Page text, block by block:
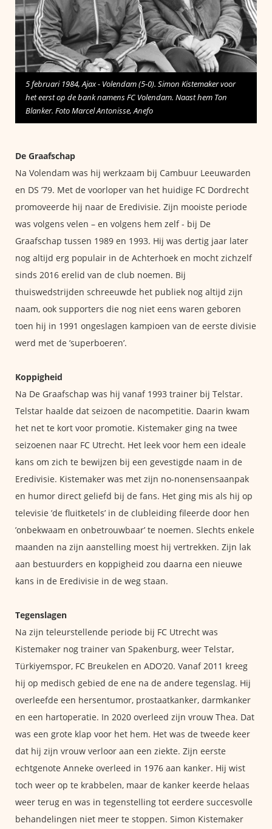
5 februari 1984, Ajax - Volendam (5-0). Simon Kistemaker voor
het eerst op de bank namens FC Volendam. Naast hem Ton
Blanker. Foto Marcel Antonisse, Anefo
De Graafschap
Na Volendam was hij werkzaam bij Cambuur Leeuwarden
en DS ’79. Met de voorloper van het huidige FC Dordrecht
promoveerde hij naar de Eredivisie. Zijn mooiste periode
was volgens velen – en volgens hem zelf - bij De
Graafschap tussen 1989 en 1993. Hij was dertig jaar later
nog altijd erg populair in de Achterhoek en mocht zichzelf
sinds 2016 erelid van de club noemen. Bij
thuiswedstrijden schreeuwde het publiek nog altijd zijn
naam, ook supporters die nog niet eens waren geboren
toen hij in 1991 ongeslagen kampioen van de eerste divisie
werd met de ’superboeren’.
Koppigheid
Na De Graafschap was hij vanaf 1993 trainer bij Telstar.
Telstar haalde dat seizoen de nacompetitie. Daarin kwam
het net te kort voor promotie. Kistemaker ging na twee
seizoenen naar FC Utrecht. Het leek voor hem een ideale
kans om zich te bewijzen bij een gevestigde naam in de
Eredivisie. Kistemaker was met zijn no-nonensensaanpak
en humor direct geliefd bij de fans. Het ging mis als hij op
televisie ’de fluitketels’ in de clubleiding fileerde door hen
’onbekwaam en onbetrouwbaar’ te noemen. Slechts enkele
maanden na zijn aanstelling moest hij vertrekken. Zijn lak
aan bestuurders en koppigheid zou daarna een nieuwe
kans in de Eredivisie in de weg staan.
Tegenslagen
Na zijn teleurstellende periode bij FC Utrecht was
Kistemaker nog trainer van Spakenburg, weer Telstar,
Türkiyemspor, FC Breukelen en ADO’20. Vanaf 2011 kreeg
hij op medisch gebied de ene na de andere tegenslag. Hij
overleefde een hersentumor, prostaatkanker, darmkanker
en een hartoperatie. In 2020 overleed zijn vrouw Thea. Dat
was een grote klap voor het hem. Het was de tweede keer
dat hij zijn vrouw verloor aan een ziekte. Zijn eerste
echtgenote Anneke overleed in 1976 aan kanker. Hij wist
toch weer op te krabbelen, maar de kanker keerde helaas
weer terug en was in tegenstelling tot eerdere succesvolle
behandelingen niet meer te stoppen. Simon Kistemaker